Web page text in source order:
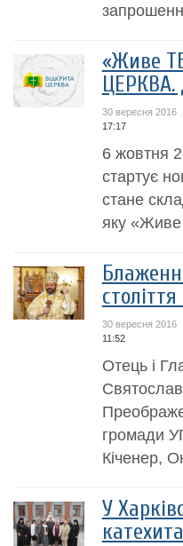
«Живе
ЦЕРКВА.
30 вересня 2016
17:17
6 жовтня
стартує
стане
яку «Живе
30 вересня 2016
11:52
Отець і
громади
Кіченер,
У
катехита